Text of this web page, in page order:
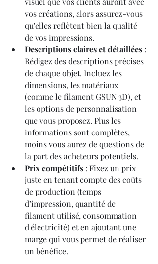
vos créations, alors assurez-vous
qu'elles reflètent bien la qualité
de vos impressions.
Descriptions claires et détaillées :
Rédigez des descriptions précises
de chaque objet. Incluez les
dimensions, les matériaux
(comme le filament GSUN 3D), et
les options de personnalisation
que vous proposez. Plus les
informations sont complètes,
moins vous aurez de questions de
la part des acheteurs potentiels.
Prix compétitifs : Fixez un prix
juste en tenant compte des coûts
de production (temps
d’impression, quantité de
filament utilisé, consommation
d'électricité) et en ajoutant une
marge qui vous permet de réaliser
un bénéfice.